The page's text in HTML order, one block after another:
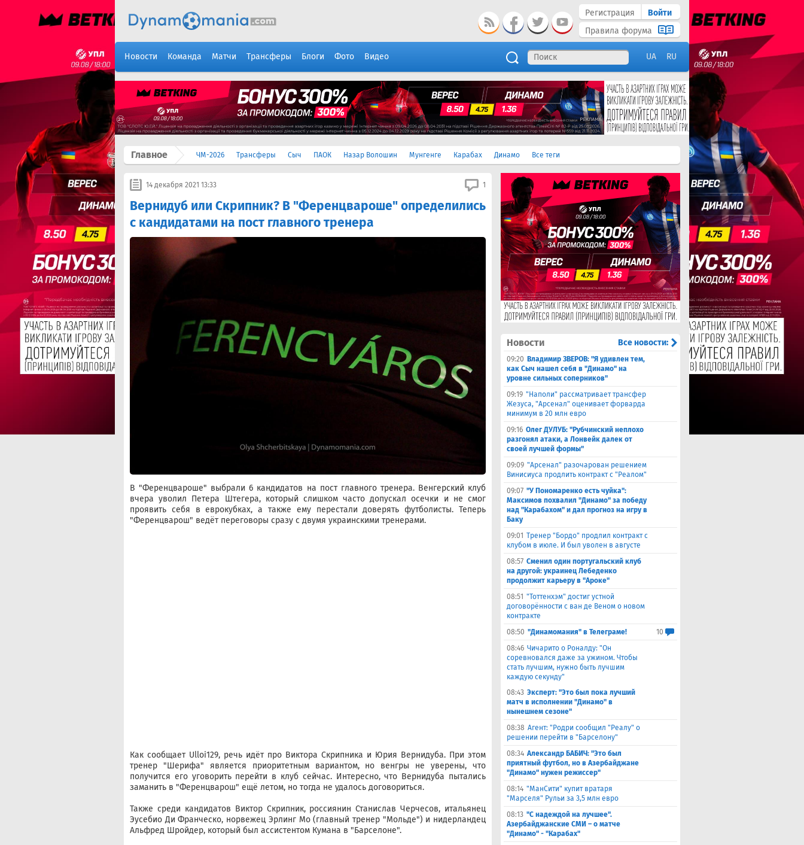
Регистрация
Войти
Правила форума
Новости Команда Матчи Трансферы Блоги Фото Видео UA RU
Главное ЧМ-2026 Трансферы Сыч ПАОК Назар Волошин Мунгенге Карабах Динамо Все теги
14 декабря 2021 13:33 1
Вернидуб или Скрипник? В "Ференцвароше" определились
с кандидатами на пост главного тренера
В "Ференцвароше" выбрали 6 кандидатов на пост главного тренера. Венгерский клуб
вчера уволил Петера Штегера, который слишком часто допускал осечки и не смог
проявить себя в еврокубках, а также ему перестали доверять футболисты. Теперь
"Ференцварош" ведёт переговоры сразу с двумя украинскими тренерами.
Как сообщает Ulloi129, речь идёт про Виктора Скрипника и Юрия Вернидуба. При этом
тренер "Шерифа" является приоритетным вариантом, но венгры не уверены, что
получится его уговорить перейти в клуб сейчас. Интересно, что Вернидуба пытались
заманить в "Ференцварош" ещё летом, но тогда не удалось договориться.
Также среди кандидатов Виктор Скрипник, россиянин Станислав Черчесов, итальянец
Эусебио Ди Франческо, норвежец Эрлинг Мо (главный тренер "Мольде") и нидерландец
Альфред Шройдер, который был ассистентом Кумана в "Барселоне".
Новости Все новости:
09:20 Владимир ЗВЕРОВ: "Я удивлен тем,
как Сыч нашел себя в "Динамо" на
уровне сильных соперников"
09:19 "Наполи" рассматривает трансфер
Жезуса, "Арсенал" оценивает форварда
минимум в 20 млн евро
09:16 Олег ДУЛУБ: "Рубчинский неплохо
разгонял атаки, а Лонвейк далек от
своей лучшей формы"
09:09 "Арсенал" разочарован решением
Винисиуса продлить контракт с "Реалом"
09:07 "У Пономаренко есть чуйка":
Максимов похвалил "Динамо" за победу
над "Карабахом" и дал прогноз на игру в
Баку
09:01 Тренер "Бордо" продлил контракт с
клубом в июле. И был уволен в августе
08:57 Сменил один португальский клуб
на другой: украинец Лебеденко
продолжит карьеру в "Ароке"
08:51 "Тоттенхэм" достиг устной
договорённости с ван де Веном о новом
контракте
08:50 "Динамомания" в Телеграме!
10
08:46 Чичарито о Роналду: "Он
соревновался даже за ужином. Чтобы
стать лучшим, нужно быть лучшим
каждую секунду"
08:43 Эксперт: "Это был пока лучший
матч в исполнении "Динамо" в
нынешнем сезоне"
08:38 Агент: "Родри сообщил "Реалу" о
решении перейти в "Барселону"
08:34 Александр БАБИЧ: "Это был
приятный футбол, но в Азербайджане
"Динамо" нужен режиссер"
08:14 "МанСити" купит вратаря
"Марселя" Рульи за 3,5 млн евро
08:13 "С надеждой на лучшее".
Азербайджанские СМИ – о матче
"Динамо" - "Карабах"